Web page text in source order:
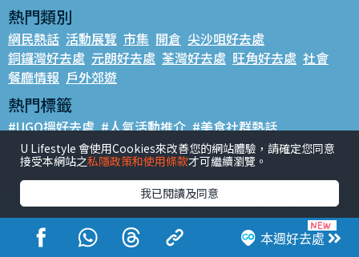
本週好去處
熱門類別
網民熱話 活動展覽 市集 開倉 尖沙咀好去處
銅鑼灣好去處 元朗好去處 荃灣好去處 旺角好去處 社會
餐廳情報 戶外郊遊
熱門標籤
#UGO搵好去處 #人氣活動推介 #美食社群熱話
#親子玩樂好去處 #ULifestyle應用程式 #限時搶
#UJetso禮物放送 #ULifestyle商戶中心 #著數
香港經濟日報版權所有©2026
U Lifestyle 會使用Cookies來改善您的網站體驗，請確定您同意
接受本網站之私隱政策和使用條款才可繼續瀏覽。
我已閱讀及同意